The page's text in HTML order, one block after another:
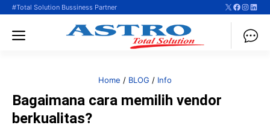
Langsung
#Total Solution Bussiness Partner X
Menu
Home / BLOG / Info
Bagaimana cara memilih vendor
berkualitas?